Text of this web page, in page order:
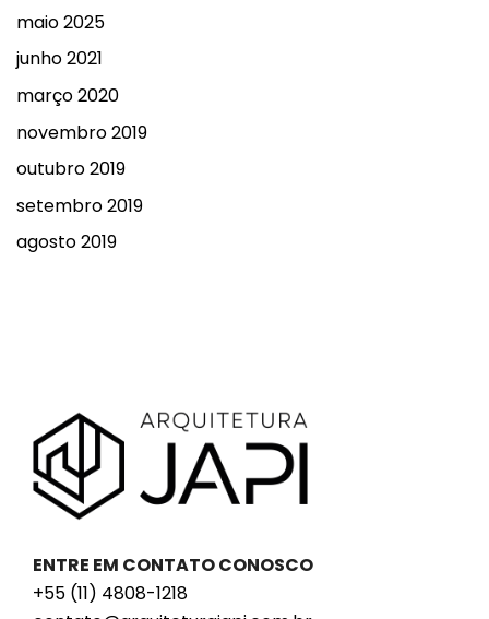
maio 2025
junho 2021
março 2020
novembro 2019
outubro 2019
setembro 2019
agosto 2019
ENTRE EM CONTATO CONOSCO
+55 (11) 4808-1218